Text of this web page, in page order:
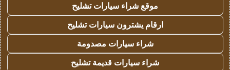
موقع شراء سيارات تشليح
ارقام يشترون سيارات تشليح
شراء سيارات مصدومة
شراء سيارات قديمة تشليح